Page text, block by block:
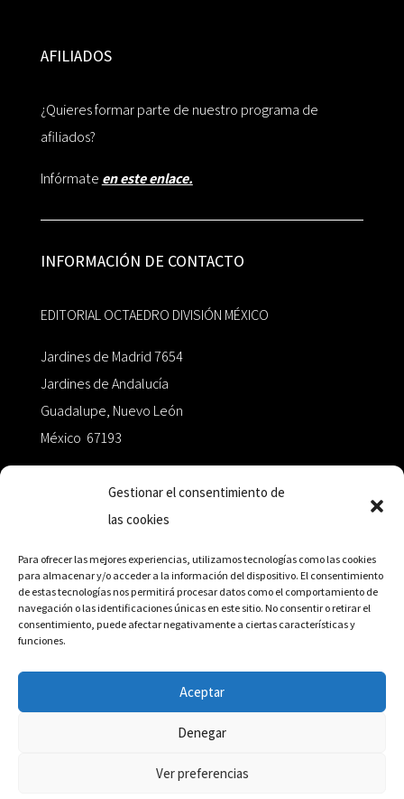
Gestionar el consentimiento de
las cookies
Para ofrecer las mejores experiencias, utilizamos tecnologías como las cookies
para almacenar y/o acceder a la información del dispositivo. El consentimiento
de estas tecnologías nos permitirá procesar datos como el comportamiento de
navegación o las identificaciones únicas en este sitio. No consentir o retirar el
consentimiento, puede afectar negativamente a ciertas características y
funciones.
Aceptar
Denegar
Ver preferencias
AFILIADOS
¿Quieres formar parte de nuestro programa de
afiliados?
Infórmate en este enlace.
INFORMACIÓN DE CONTACTO
EDITORIAL OCTAEDRO DIVISIÓN MÉXICO
Jardines de Madrid 7654
Jardines de Andalucía
Guadalupe, Nuevo León
México 67193
+52 811.499.5638
RED DE DISTRIBUCIÓN